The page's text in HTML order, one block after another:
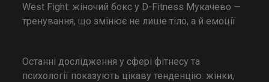
West Fight: жіночий бокс у D-Fitness Мукачево —
тренування, що змінює не лише тіло, а й емоції
Останні дослідження у сфері фітнесу та
психології показують цікаву тенденцію: жінки,